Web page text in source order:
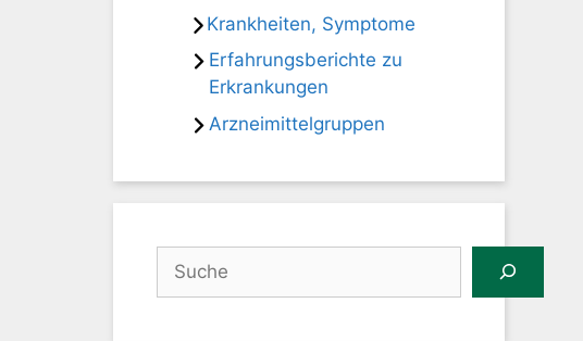
Krankheiten, Symptome
Erfahrungsberichte zu
Erkrankungen
Arzneimittelgruppen